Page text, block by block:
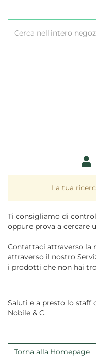
principale
Prodotto
La tua
Ti consigliamo di
oppure prova a cercare
Contattaci attraverso la
attraverso il nostro
i prodotti che non hai
Saluti e a presto lo staff
Nobile & C.
Torna alla Homepage